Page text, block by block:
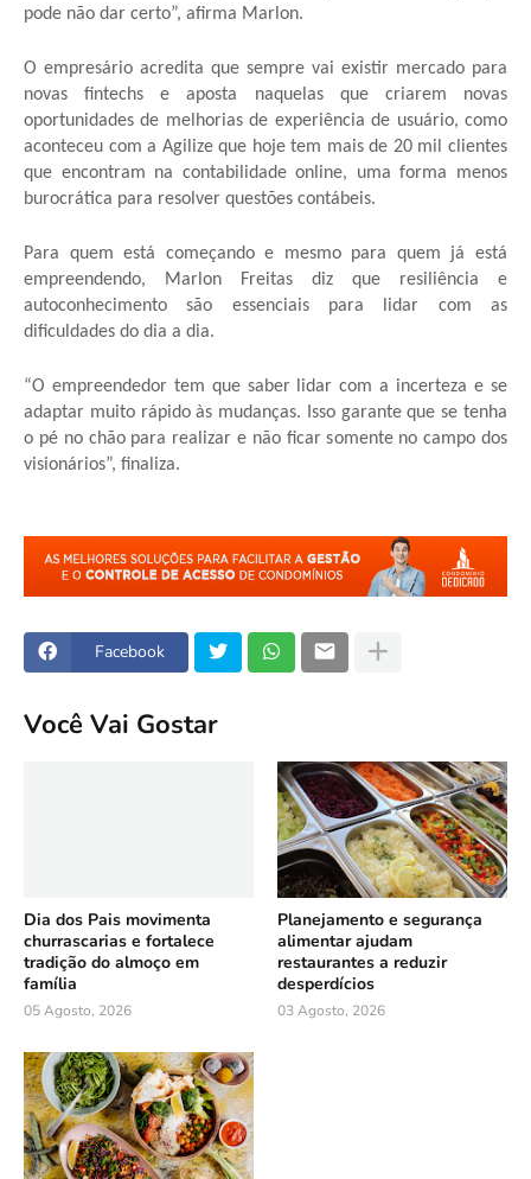
pode não dar certo”, afirma Marlon.
O empresário acredita que sempre vai existir mercado para
novas fintechs e aposta naquelas que criarem novas
oportunidades de melhorias de experiência de usuário, como
aconteceu com a Agilize que hoje tem mais de 20 mil clientes
que encontram na contabilidade online, uma forma menos
burocrática para resolver questões contábeis.
Para quem está começando e mesmo para quem já está
empreendendo, Marlon Freitas diz que resiliência e
autoconhecimento são essenciais para lidar com as
dificuldades do dia a dia.
“O empreendedor tem que saber lidar com a incerteza e se
adaptar muito rápido às mudanças. Isso garante que se tenha
o pé no chão para realizar e não ficar somente no campo dos
visionários”, finaliza.
Facebook
Você Vai Gostar
Dia dos Pais movimenta
churrascarias e fortalece
tradição do almoço em
família
05 Agosto, 2026
Planejamento e segurança
alimentar ajudam
restaurantes a reduzir
desperdícios
03 Agosto, 2026